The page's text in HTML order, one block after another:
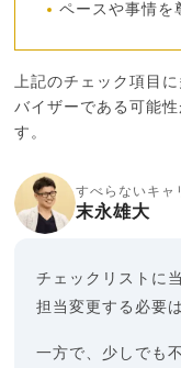
ペースや事情を
上記のチェック項目
バイザーである可能
す。
すべらないキャ
末永雄大
チェックリストに
担当変更する必要
一方で、少しでも